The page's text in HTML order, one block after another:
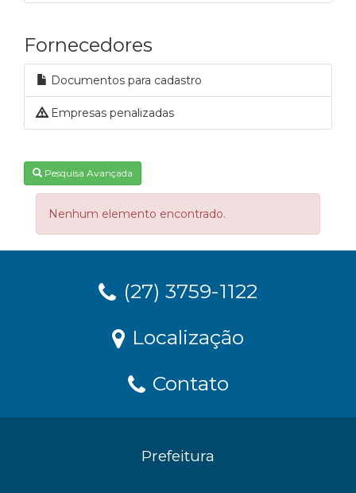
Fornecedores
Documentos para cadastro
Empresas penalizadas
Pesquisa Avançada
Nenhum elemento encontrado.
(27) 3759-1122
Localização
Contato
Prefeitura